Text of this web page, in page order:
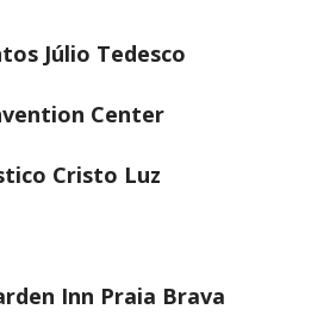
Júlio Tedesco
Center
Cristo Luz
Inn Praia Brava